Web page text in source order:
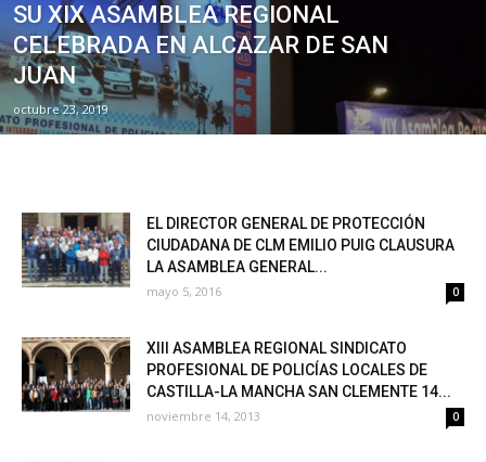
SU XIX ASAMBLEA REGIONAL
CELEBRADA EN ALCAZAR DE SAN
JUAN
octubre 23, 2019
EL DIRECTOR GENERAL DE PROTECCIÓN
CIUDADANA DE CLM EMILIO PUIG CLAUSURA
LA ASAMBLEA GENERAL...
mayo 5, 2016 0
XIII ASAMBLEA REGIONAL SINDICATO
PROFESIONAL DE POLICÍAS LOCALES DE
CASTILLA-LA MANCHA SAN CLEMENTE 14...
noviembre 14, 2013 0